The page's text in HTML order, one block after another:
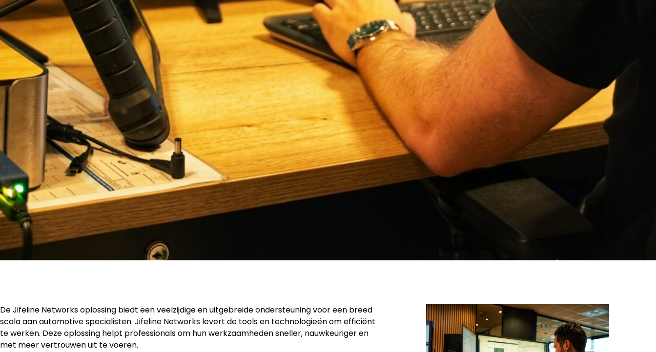
De Jifeline Networks oplossing biedt een veelzijdige en uitgebreide ondersteuning voor een breed
scala aan automotive specialisten. Jifeline Networks levert de tools en technologieën om efficiënt
te werken. Deze oplossing helpt professionals om hun werkzaamheden sneller, nauwkeuriger en
met meer vertrouwen uit te voeren.